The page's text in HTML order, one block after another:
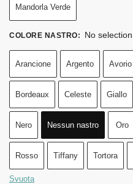
Mandorla Verde
COLORE NASTRO: No selection
Arancione Argento Avorio
Bordeaux Celeste Giallo
Nero Nessun nastro Oro
Rosso Tiffany Tortora
Svuota